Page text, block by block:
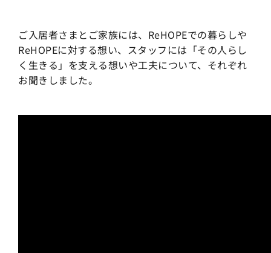
ご入居者さまとご家族には、ReHOPEでの暮らしや
ReHOPEに対する想い、スタッフには「その人らし
く生きる」を支える想いや工夫について、それぞれ
お聞きしました。